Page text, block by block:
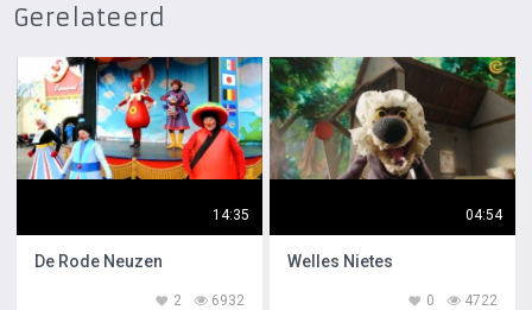
Gerelateerd
14:35
De Rode Neuzen
6932
2
04:54
Welles Nietes
4722
0